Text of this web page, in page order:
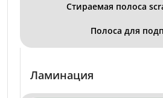
Стираемая полоса
Полоса для
Ламинация